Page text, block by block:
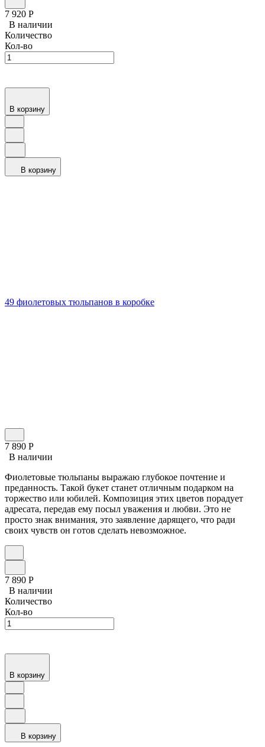
7 920 Р
В наличии
Количество
Кол-во
В корзину
В корзину
49 фиолетовых тюльпанов в коробке
7 890 Р
В наличии
Фиолетовые тюльпаны выражаю глубокое почтение и
преданность. Такой букет станет отличным подарком на
торжество или юбилей. Композиция этих цветов порадует
адресата, передав ему посыл уважения и любви. Это не
просто знак внимания, это заявление дарящего, что ради
своих чувств он готов сделать невозможное.
7 890 Р
В наличии
Количество
Кол-во
В корзину
В корзину